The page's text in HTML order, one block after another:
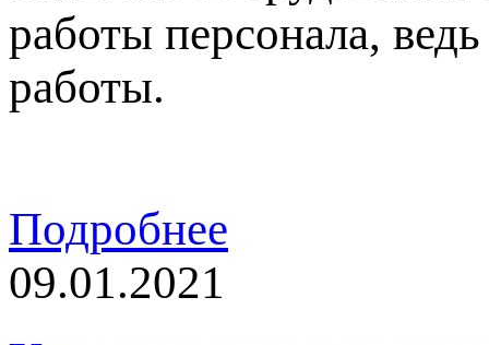
работы персонала,
работы.
Подробнее
09.01.2021